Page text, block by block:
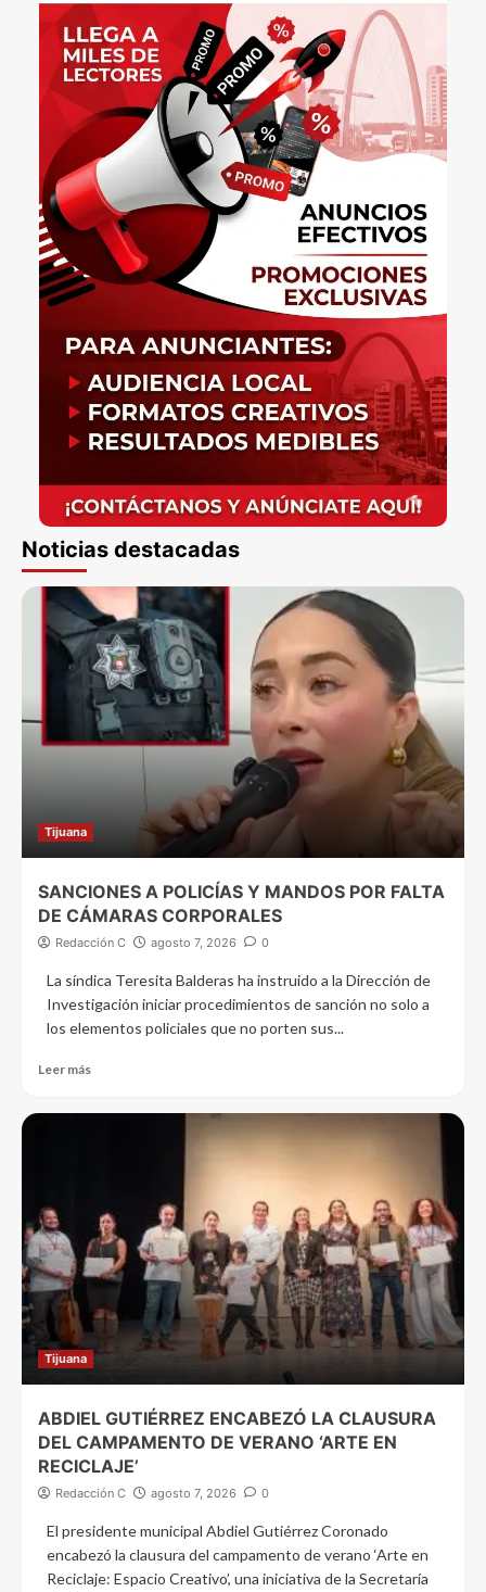
Noticias destacadas
Tijuana
SANCIONES A POLICÍAS Y MANDOS POR FALTA
DE CÁMARAS CORPORALES
Redacción C agosto 7, 2026 0
La síndica Teresita Balderas ha instruido a la Dirección de
Investigación iniciar procedimientos de sanción no solo a
los elementos policiales que no porten sus...
Leer más
Tijuana
ABDIEL GUTIÉRREZ ENCABEZÓ LA CLAUSURA
DEL CAMPAMENTO DE VERANO ‘ARTE EN
RECICLAJE’
Redacción C agosto 7, 2026 0
El presidente municipal Abdiel Gutiérrez Coronado
encabezó la clausura del campamento de verano ‘Arte en
Reciclaje: Espacio Creativo’, una iniciativa de la Secretaría